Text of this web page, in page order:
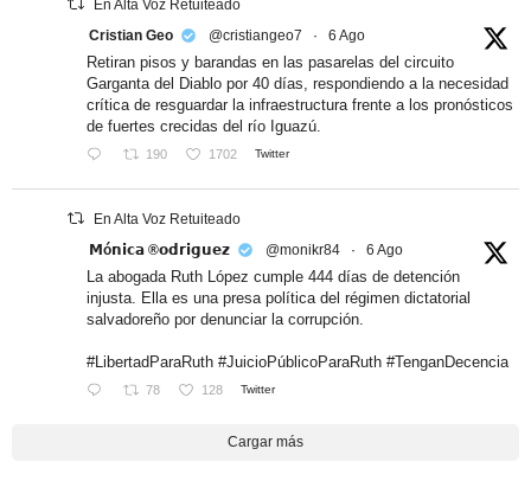
En Alta Voz Retuiteado
Cristian Geo
@cristiangeo7 · 6 Ago
Retiran pisos y barandas en las pasarelas del circuito
Garganta del Diablo por 40 días, respondiendo a la necesidad
crítica de resguardar la infraestructura frente a los pronósticos
de fuertes crecidas del río Iguazú.
190 1702 Twitter
En Alta Voz Retuiteado
𝗠ó𝗻𝗶𝗰𝗮 ®𝗼𝗱𝗿𝗶𝗴𝘂𝗲𝘇
@monikr84 · 6 Ago
La abogada Ruth López cumple 444 días de detención
injusta. Ella es una presa política del régimen dictatorial
salvadoreño por denunciar la corrupción.
#LibertadParaRuth #JuicioPúblicoParaRuth #TenganDecencia
78 128 Twitter
Cargar más